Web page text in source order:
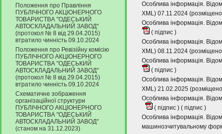
Положення про Правління
ПУБЛІЧНОГО АКЦІОНЕРНОГО
ТОВАРИСТВА "ОДЕСЬКИЙ
АВТОСКЛАДАЛЬНИЙ ЗАВОД"
(протокол № 8 від 29.04.2015)
втратило чинність 09.10.2024
Положення про Ревізійну комісію
ПУБЛІЧНОГО АКЦІОНЕРНОГО
ТОВАРИСТВА "ОДЕСЬКИЙ
АВТОСКЛАДАЛЬНИЙ ЗАВОД"
(протокол № 8 від 29.04.2015)
втратило чинність 09.10.2024
Схематичне зображення
організаційної структури
ПУБЛІЧНОГО АКЦІОНЕРНОГО
ТОВАРИСТВА "ОДЕСЬКИЙ
АВТОСКЛАДАЛЬНИЙ ЗАВОД"
(станом на 31.12.2023)
Особлива інформація.
XML) 07.11.2024
Особлива інформація.
( підпис )
Особлива інформація.
XML) 08.11.2024
Особлива інформація.
( підпис )
Особлива інформація.
XML) 21.02.2025
Особлива інформація.
( підпис ) ( підпис )
Особлива інформація.
машинозчитувальному